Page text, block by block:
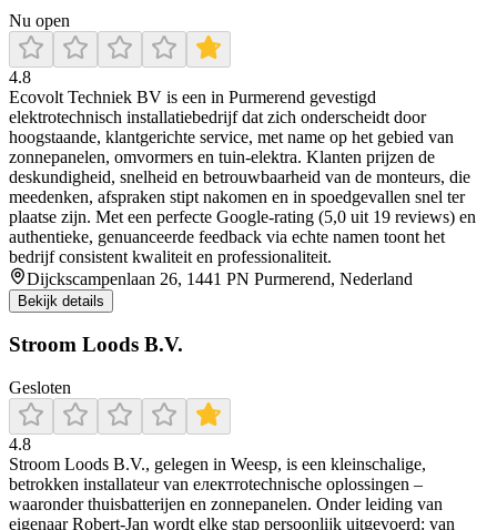
Nu open
4.8
Ecovolt Techniek BV is een in Purmerend gevestigd
elektrotechnisch installatiebedrijf dat zich onderscheidt door
hoogstaande, klantgerichte service, met name op het gebied van
zonnepanelen, omvormers en tuin‑elektra. Klanten prijzen de
deskundigheid, snelheid en betrouwbaarheid van de monteurs, die
meedenken, afspraken stipt nakomen en in spoedgevallen snel ter
plaatse zijn. Met een perfecte Google‑rating (5,0 uit 19 reviews) en
authentieke, genuanceerde feedback via echte namen toont het
bedrijf consistent kwaliteit en professionaliteit.
Dijckscampenlaan 26, 1441 PN Purmerend, Nederland
Bekijk details
Stroom Loods B.V.
Gesloten
4.8
Stroom Loods B.V., gelegen in Weesp, is een kleinschalige,
betrokken installateur van електrotechnische oplossingen –
waaronder thuisbatterijen en zonnepanelen. Onder leiding van
eigenaar Robert‑Jan wordt elke stap persoonlijk uitgevoerd: van